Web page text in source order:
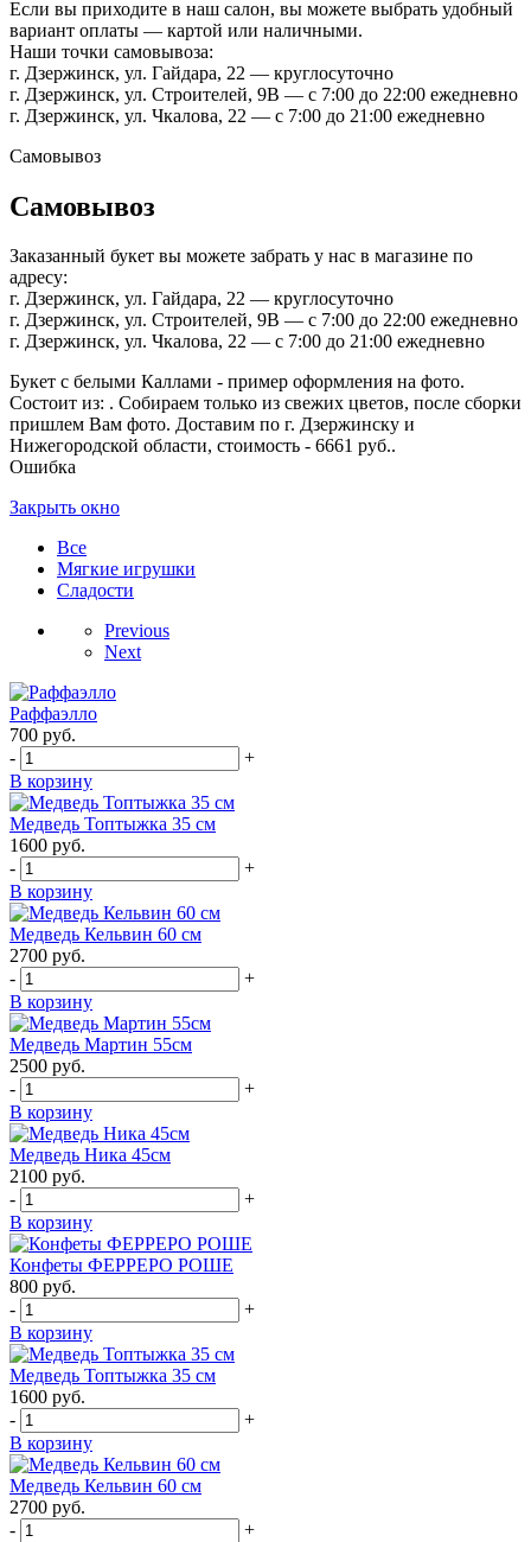
Если вы приходите в наш салон, вы можете выбрать удобный
вариант оплаты — картой или наличными.
Наши точки самовывоза:
г. Дзержинск, ул. Гайдара, 22 — круглосуточно
г. Дзержинск, ул. Строителей, 9В — с 7:00 до 22:00 ежедневно
г. Дзержинск, ул. Чкалова, 22 — с 7:00 до 21:00 ежедневно
Самовывоз
Самовывоз
Заказанный букет вы можете забрать у нас в магазине по
адресу:
г. Дзержинск, ул. Гайдара, 22 — круглосуточно
г. Дзержинск, ул. Строителей, 9В — с 7:00 до 22:00 ежедневно
г. Дзержинск, ул. Чкалова, 22 — с 7:00 до 21:00 ежедневно
Букет с белыми Каллами - пример оформления на фото.
Состоит из: . Собираем только из свежих цветов, после сборки
пришлем Вам фото. Доставим по г. Дзержинску и
Нижегородской области, стоимость - 6661 руб..
Ошибка
Закрыть окно
Все
Мягкие игрушки
Сладости
Previous
Next
Раффаэлло
700 руб.
-
+
В корзину
Медведь Топтыжка 35 см
1600 руб.
-
+
В корзину
Медведь Кельвин 60 см
2700 руб.
-
+
В корзину
Медведь Мартин 55см
2500 руб.
-
+
В корзину
Медведь Ника 45см
2100 руб.
-
+
В корзину
Конфеты ФЕРРЕРО РОШЕ
800 руб.
-
+
В корзину
Медведь Топтыжка 35 см
1600 руб.
-
+
В корзину
Медведь Кельвин 60 см
2700 руб.
-
+